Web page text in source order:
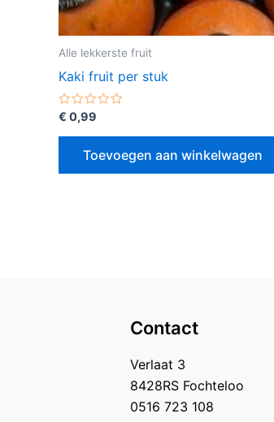
Alle lekkerste fruit
Kaki fruit per stuk
Gewaardeerd
uit
€ 0,99
Toevoegen aan winkelwagen
Contact
Verlaat 3
8428RS Fochteloo
0516 723 108